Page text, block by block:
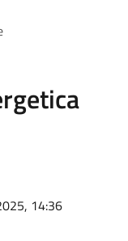
14:36